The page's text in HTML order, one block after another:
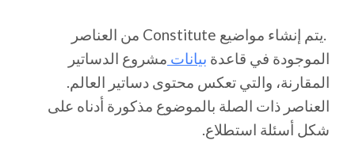
.يتم إنشاء مواضيع Constitute من العناصر
الموجودة في قاعدة بيانات مشروع الدساتير
المقارنة، والتي تعكس محتوى دساتير العالم.
العناصر ذات الصلة بالموضوع مذكورة أدناه على
شكل أسئلة استطلاع.